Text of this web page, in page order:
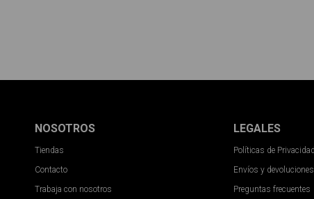
NOSOTROS
Tiendas
Contacto
Trabaja con nosotros
LEGALES
Políticas de Privacidad
Envíos y devoluciones
Preguntas frecuentes